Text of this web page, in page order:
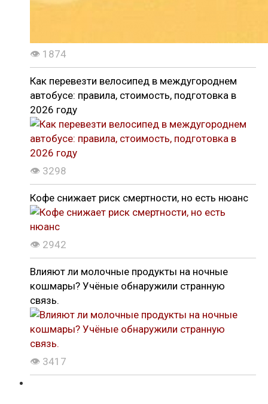
👁 1874
Как перевезти велосипед в междугороднем
автобусе: правила, стоимость, подготовка в
2026 году
👁 3298
Кофе снижает риск смертности, но есть нюанс
👁 2942
Влияют ли молочные продукты на ночные
кошмары? Учёные обнаружили странную
связь.
👁 3417